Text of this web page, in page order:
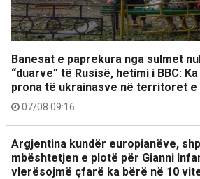
Banesat e paprekura nga sulmet
“duarve” të Rusisë, hetimi i BBC:
prona të ukrainasve në territoret e
07/08 09:16
Argjentina kundër europianëve,
mbështetjen e plotë për Gianni
vlerësojmë çfarë ka bërë në 10